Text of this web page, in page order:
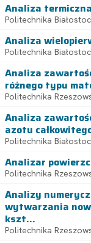
Analiza termiczna
Politechnika
Analiza
Politechnika
Analiza
różnego typu
Politechnika
Analiza
azotu
Politechnika
Analizar
Politechnika
Analizy
wytwarzania
kszt...
Politechnika